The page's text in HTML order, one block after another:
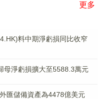
更多
料中期淨虧損同比收窄
母淨虧損擴大至5588.3萬元
匯儲備資產為4478億美元